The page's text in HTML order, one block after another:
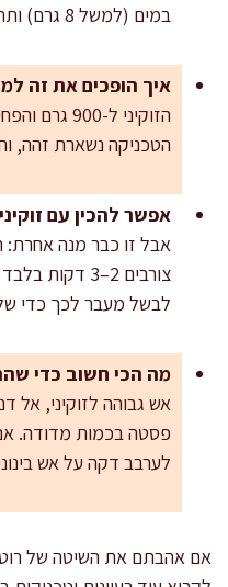
במים (למשל 8 גרם) ותתקנו בסוף.
איך הופכים את זה
הטכניקה נשארת זהה,
אפשר להכין עם
אבל זו כבר מנה אחרת:
צורבים 2–3
לבשל מעבר לכך כדי
מה הכי חשוב כדי
אש גבוהה לזוקיני, אל
פסטה בכמות מדודה.
לערבב דקה על אש
אם אהבתם את השיטה של